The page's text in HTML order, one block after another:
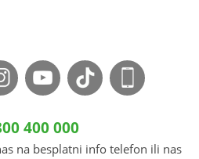
400 000
na besplatni info telefon ili nas